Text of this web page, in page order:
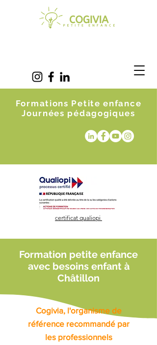
Formations Petite enfance
Journées pédagogiques
certificat qualiopi
Formation petite enfance
avec besoins enfant à
Châtillon
Cogivia, l'organisme de
référence recommandé par
les professionnels